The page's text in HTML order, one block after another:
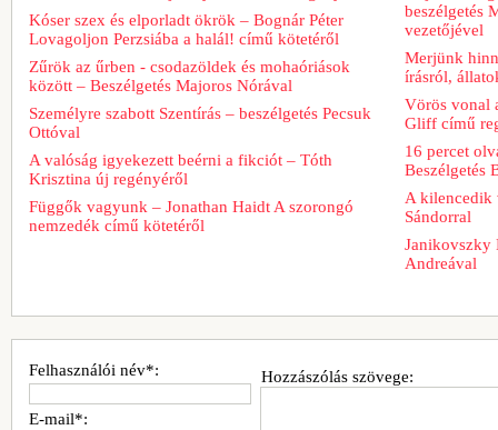
Kóser szex és elporladt ökrök – Bognár Péter
Lovagoljon Perzsiába a halál! című kötetéről
Zűrök az űrben - csodazöldek és mohaóriások
között – Beszélgetés Majoros Nórával
Személyre szabott Szentírás – beszélgetés Pecsuk
Ottóval
A valóság igyekezett beérni a fikciót – Tóth
Krisztina új regényéről
Függők vagyunk – Jonathan Haidt A szorongó
nemzedék című kötetéről
beszélgetés
vezetőjével
Merjünk
írásról,
Vörös vonal
Gliff című
16 percet
Beszélgetés
A kilencedik
Sándorral
Janikovszky
Andreával
Hozzászólás szövege:
Felhasználói név*:
E-mail*: